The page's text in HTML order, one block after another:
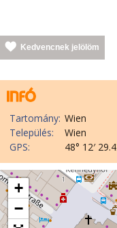
Kedvencnek jelölöm
Tartomány: Wien
Település:
Wien
GPS:
48° 12′
+
−